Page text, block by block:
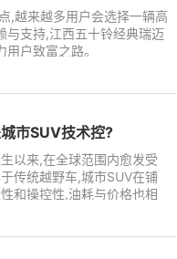
,越来越多用户会选择一辆高
与支持,江西五十铃经典瑞迈
用户致富之路。
市SUV技术控?
以来,在全球范围内愈发受
传统越野车,城市SUV在铺
和操控性,油耗与价格也相
更威猛的气场,更高的底